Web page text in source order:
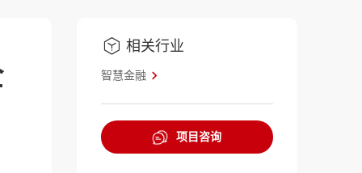
相关行业
智慧金融
项目咨询